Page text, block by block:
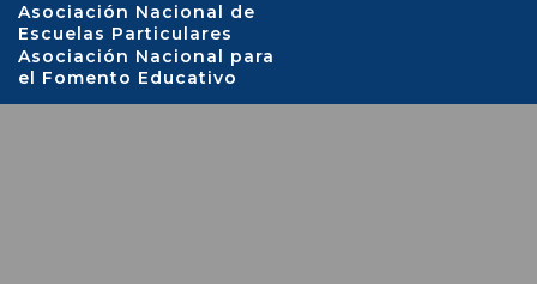
Asociación Nacional de
Escuelas Particulares
Asociación Nacional para
el Fomento Educativo